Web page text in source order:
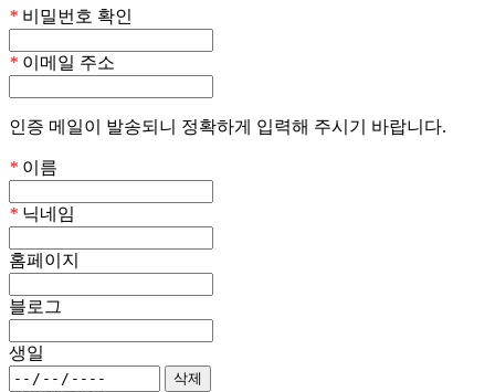
* 비밀번호 확인
* 이메일 주소
인증 메일이 발송되니 정확하게 입력해 주시기 바랍니다.
* 이름
* 닉네임
홈페이지
블로그
생일